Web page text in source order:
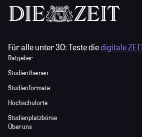
Für alle unter 30:Teste diedigitale
Ratgeber
Studienthemen
Studienformate
Hochschulorte
Studienplatzbörse
Über uns